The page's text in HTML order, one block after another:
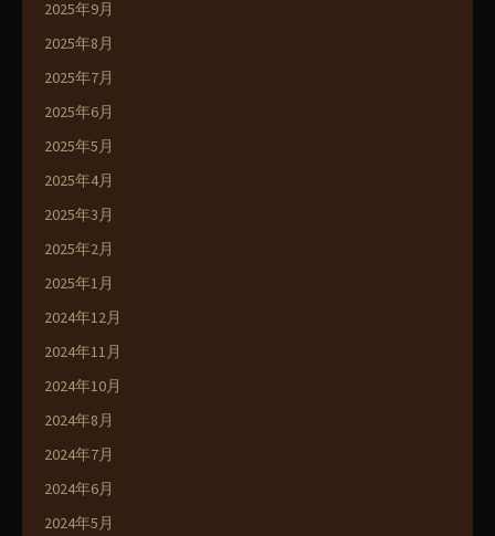
2025年9月
2025年8月
2025年7月
2025年6月
2025年5月
2025年4月
2025年3月
2025年2月
2025年1月
2024年12月
2024年11月
2024年10月
2024年8月
2024年7月
2024年6月
2024年5月